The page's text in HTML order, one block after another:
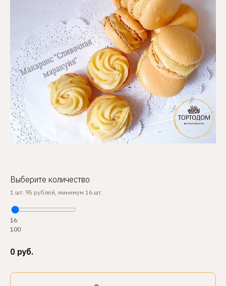
Выберите количество
1 шт. 95 рублей, минимум 16 шт.
16
100
0 руб.